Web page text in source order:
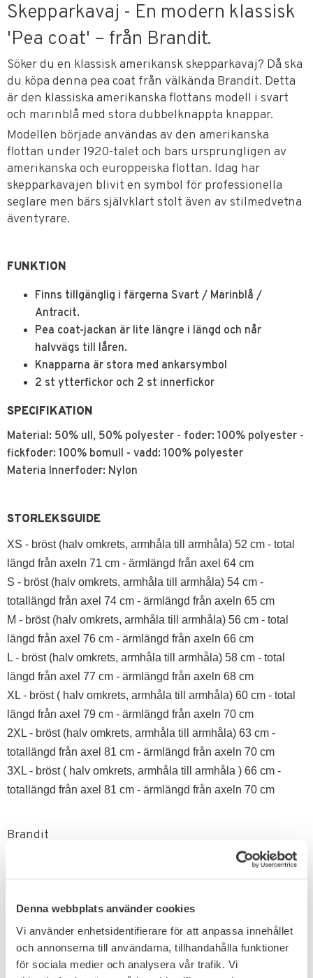
Denna webbplats använder cookies
Vi använder enhetsidentifierare för att anpassa innehållet
och annonserna till användarna, tillhandahålla funktioner
för sociala medier och analysera vår trafik. Vi
Skepparkavaj - En modern klassisk
'Pea coat' – från Brandit.
Söker du en klassisk amerikansk skepparkavaj? Då ska
du köpa denna pea coat från välkända Brandit. Detta
är den klassiska amerikanska flottans modell i svart
och marinblå med stora dubbelknäppta knappar.
Modellen började användas av den amerikanska
flottan under 1920-talet och bars ursprungligen av
amerikanska och europpeiska flottan. Idag har
skepparkavajen blivit en symbol för professionella
seglare men bärs självklart stolt även av stilmedvetna
äventyrare.
FUNKTION
Finns tillgänglig i färgerna Svart / Marinblå /
Antracit.
Pea coat-jackan är lite längre i längd och når
halvvägs till låren.
Knapparna är stora med ankarsymbol
2 st ytterfickor och 2 st innerfickor
SPECIFIKATION
Material: 50% ull, 50% polyester - foder: 100% polyester -
fickfoder: 100% bomull - vadd: 100% polyester
Materia Innerfoder: Nylon
STORLEKSGUIDE
XS - bröst (halv omkrets, armhåla till armhåla) 52 cm - total
längd från axeln 71 cm - ärmlängd från axel 64 cm
S - bröst (halv omkrets, armhåla till armhåla) 54 cm -
totallängd från axel 74 cm - ärmlängd från axeln 65 cm
M - bröst (halv omkrets, armhåla till armhåla) 56 cm - total
längd från axel 76 cm - ärmlängd från axeln 66 cm
L - bröst (halv omkrets, armhåla till armhåla) 58 cm - total
längd från axel 77 cm - ärmlängd från axeln 68 cm
XL - bröst ( halv omkrets, armhåla till armhåla) 60 cm - total
längd från axel 79 cm - ärmlängd från axeln 70 cm
2XL - bröst (halv omkrets, armhåla till armhåla) 63 cm -
totallängd från axel 81 cm - ärmlängd från axeln 70 cm
3XL - bröst ( halv omkrets, armhåla till armhåla ) 66 cm -
totallängd från axel 81 cm - ärmlängd från axeln 70 cm
Brandit
Brandit är ett spännande och modernt märke för dig som
gillar militärmode i mer avslappnad stil. Det tyska
män och kvinnor där det återkommande temat är vintage,
raw vintage, americana och givetvis den amerikanska
militären. Inte sällan har kläderna en känsla av svunna
tider över sig och ser ut att bära på en hel del historia.